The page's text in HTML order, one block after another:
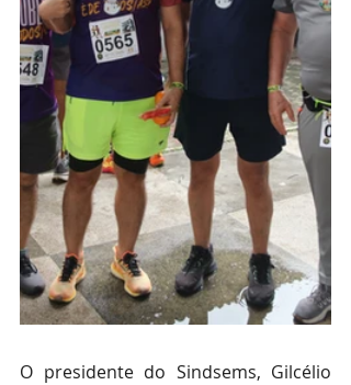
O presidente do Sindsems, Gilcélio